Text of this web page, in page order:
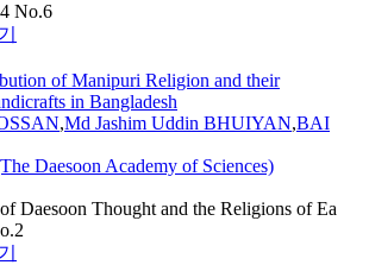
No.6
of Manipuri Religion and their
in Bangladesh
,Md Jashim Uddin BHUIYAN,BAI
Daesoon Academy of Sciences)
Daesoon Thought and the Religions of Ea